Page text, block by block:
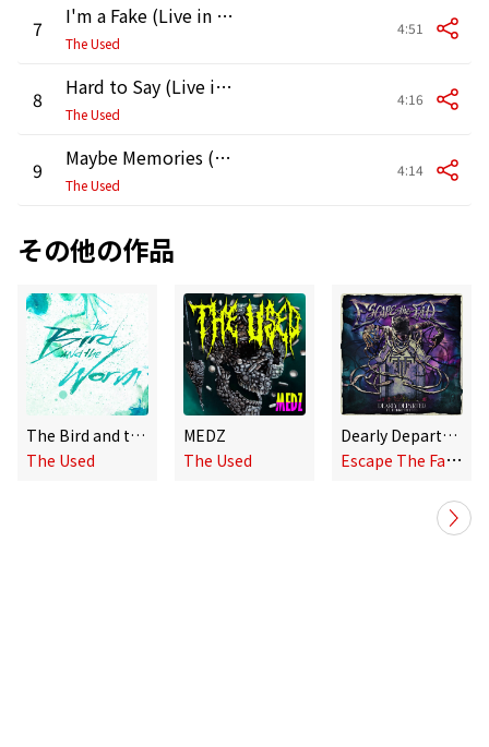
7 I'm a Fake (Live in Vancouver)
The Used
4:51
8 Hard to Say (Live in Vancouver)
The Used
4:16
9 Maybe Memories (Live in Vancouver)
The Used
4:14
その他の作品
The Bird and the Worm EP
The Used
MEDZ
The Used
Dearly Departed (feat. robbietheused)
E
scape The Fate,The Used